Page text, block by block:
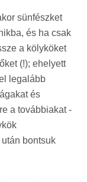
sünfészket
és ha csak
a kölyköket
(!); ehelyett
legalább
és
a továbbiakat -
bontsuk